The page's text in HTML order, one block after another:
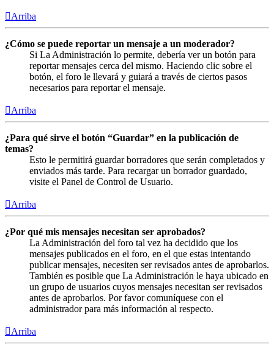
Arriba
¿Cómo se puede reportar un mensaje a un moderador?
Si La Administración lo permite, debería ver un botón para
reportar mensajes cerca del mismo. Haciendo clic sobre el
botón, el foro le llevará y guiará a través de ciertos pasos
necesarios para reportar el mensaje.
Arriba
¿Para qué sirve el botón “Guardar” en la publicación de
temas?
Esto le permitirá guardar borradores que serán completados y
enviados más tarde. Para recargar un borrador guardado,
visite el Panel de Control de Usuario.
Arriba
¿Por qué mis mensajes necesitan ser aprobados?
La Administración del foro tal vez ha decidido que los
mensajes publicados en el foro, en el que estas intentando
publicar mensajes, necesiten ser revisados antes de aprobarlos.
También es posible que La Administración le haya ubicado en
un grupo de usuarios cuyos mensajes necesitan ser revisados
antes de aprobarlos. Por favor comuníquese con el
administrador para más información al respecto.
Arriba